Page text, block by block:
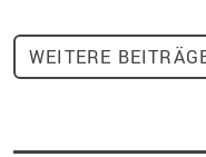
WEITERE